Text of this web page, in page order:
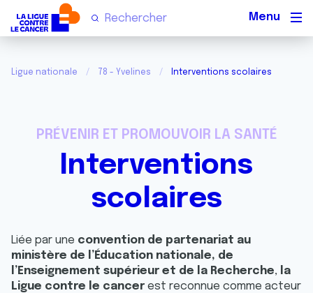
Ligue nationale 78 - Yvelines Interventions scolaires
PRÉVENIR ET PROMOUVOIR LA SANTÉ
Interventions
scolaires
Liée par une convention de partenariat au
ministère de l’Éducation nationale, de
l’Enseignement supérieur et de la Recherche,
la
Ligue contre le cancer est reconnue comme acteur